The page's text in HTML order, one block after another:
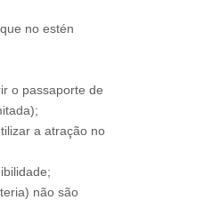
no estén
o passaporte de
a atração no
não são